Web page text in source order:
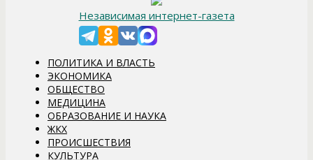
Независимая интернет-газета
ПОЛИТИКА И ВЛАСТЬ
ЭКОНОМИКА
ОБЩЕСТВО
МЕДИЦИНА
ОБРАЗОВАНИЕ И НАУКА
ЖКХ
ПРОИСШЕСТВИЯ
КУЛЬТУРА